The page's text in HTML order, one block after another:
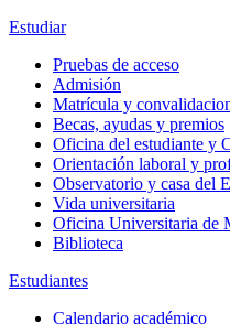
Estudiar
Pruebas de acceso
Admisión
Matrícula y
Becas, ayudas y premios
Oficina del estudiante y
Orientación laboral y
Observatorio y casa del
Vida universitaria
Oficina Universitaria de
Biblioteca
Estudiantes
Calendario académico